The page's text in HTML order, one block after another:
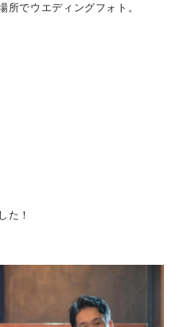
所でウエディングフォト。
た！